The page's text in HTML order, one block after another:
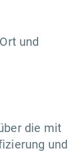
und
die mit
und